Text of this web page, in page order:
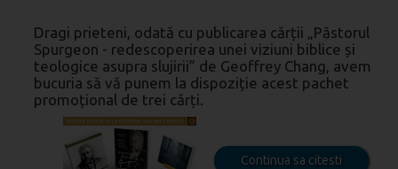
Dragi prieteni, odată cu publicarea cărții „Păstorul
Spurgeon - redescoperirea unei viziuni biblice și
teologice asupra slujirii” de Geoffrey Chang, avem
bucuria să vă punem la dispoziție acest pachet
promoțional de trei cărți.
Continua sa citesti